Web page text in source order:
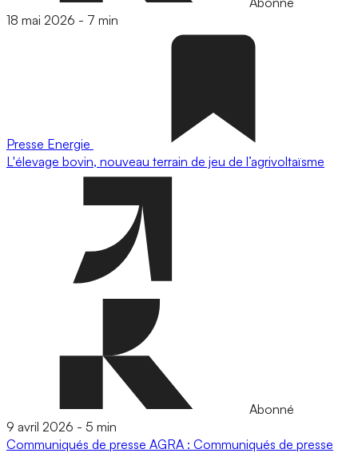
18 mai 2026 - 7 min
Presse Energie
L'élevage bovin, nouveau terrain de jeu de l’agrivoltaïsme
Abonné
9 avril 2026 - 5 min
Communiqués de presse AGRA : Communiqués de presse